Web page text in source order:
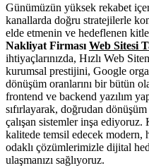
Günümüzün yüksek rekabet
kanallarda doğru stratejilerle
elde etmenin ve hedeflenen
Nakliyat Firması Web Sitesi
ihtiyaçlarınızda, Hızlı Web
kurumsal prestijini, Google
dönüşüm oranlarını bir bütün
frontend ve backend yazılım
sıfırlayarak, doğrudan dönüşüm
çalışan sistemler inşa ediyoruz.
kalitede temsil edecek modern,
odaklı çözümlerimizle dijital
ulaşmanızı sağlıyoruz.